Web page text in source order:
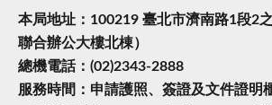
本局地址：100219 臺北市濟南路1段2
聯合辦公大樓北棟）
總機電話：(02)2343-2888
服務時間：申請護照、簽證及文件證明